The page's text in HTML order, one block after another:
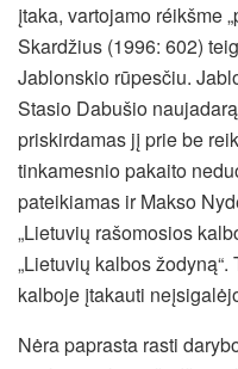
įtaka, vartojamo réikšme
Skardžius (1996: 602)
Jablonskio rūpesčiu.
Stasio Dabušio
priskirdamas jį prie be
tinkamesnio pakaito
pateikiamas ir Makso
„Lietuvių rašomosios
„Lietuvių kalbos
kalboje įtakauti
Nėra paprasta rasti